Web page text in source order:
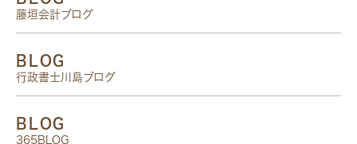
藤垣会計ブログ
BLOG
行政書士川島ブログ
BLOG
365BLOG